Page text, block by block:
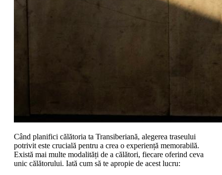
Când planifici călătoria ta Transiberiană, alegerea traseului
potrivit este crucială pentru a crea o experiență memorabilă.
Există mai multe modalități de a călători, fiecare oferind ceva
unic călătorului. Iată cum să te apropie de acest lucru: